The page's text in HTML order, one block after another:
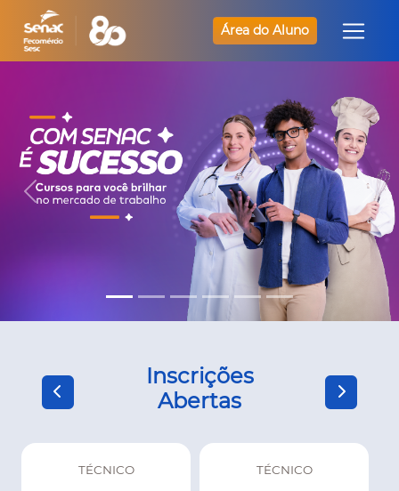
Área do Aluno
Inscrições
Abertas
TÉCNICO TÉCNICO